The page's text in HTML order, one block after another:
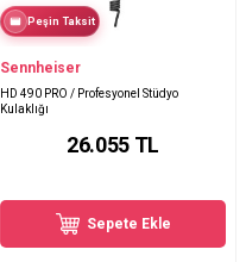
Peşin Taksit
Sennheiser
HD 490 PRO / Profesyonel Stüdyo
Kulaklığı
26.055TL
Sepete Ekle